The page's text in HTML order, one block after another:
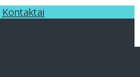
Kontaktai